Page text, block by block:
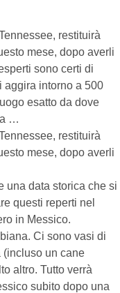
restituirà
mese, dopo averli
sono certi di
aggira intorno a 500
esatto da dove
…
restituirà
mese, dopo averli
una data storica che si
questi reperti nel
in Messico.
Ci sono vasi di
un cane
altro. Tutto verrà
subito dopo una